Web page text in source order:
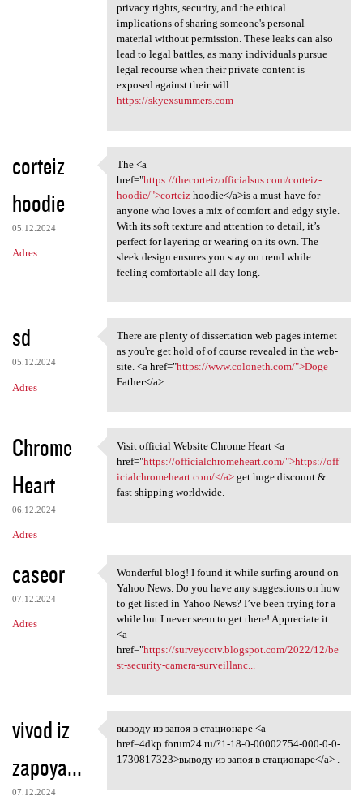
privacy rights, security, and the ethical
implications of sharing someone's personal
material without permission. These leaks can also
lead to legal battles, as many individuals pursue
legal recourse when their private content is
exposed against their will.
https://skyexsummers.com
corteiz
hoodie
05.12.2024
Adres
The <a href="https:/
The <a
href="https://thecorteizofficialsus.com/corteiz-
hoodie/">corteizhoodie</a>is a must-have for
anyone who loves a mix of comfort and edgy style.
With its soft texture and attention to detail, it’s
perfect for layering or wearing on its own. The
sleek design ensures you stay on trend while
feeling comfortable all day long.
sd
05.12.2024
Adres
There are plenty of
There are plenty of dissertation web pages internet
as you're get hold of of course revealed in the web-
site. <a href="https://www.coloneth.com/">Doge
Father</a>
Chrome
Heart
06.12.2024
Adres
Visit official Website Chrome
Visit official Website Chrome Heart <a
href="https://officialchromeheart.com/">https://off
icialchromeheart.com/</a>get huge discount &
fast shipping worldwide.
caseor
07.12.2024
Adres
Wonderful blog! I found it
Wonderful blog! I found it while surfing around on
Yahoo News. Do you have any suggestions on how
to get listed in Yahoo News? I’ve been trying for a
while but I never seem to get there! Appreciate it.
<a
href="https://surveycctv.blogspot.com/2022/12/be
st-security-camera-surveillanc...
vivod iz
zapoya...
07.12.2024
выводу из запоя в стационаре
выводу из запоя в стационаре <a
href=4dkp.forum24.ru/?1-18-0-00002754-000-0-0-
1730817323>выводу из запоя в стационаре</a> .